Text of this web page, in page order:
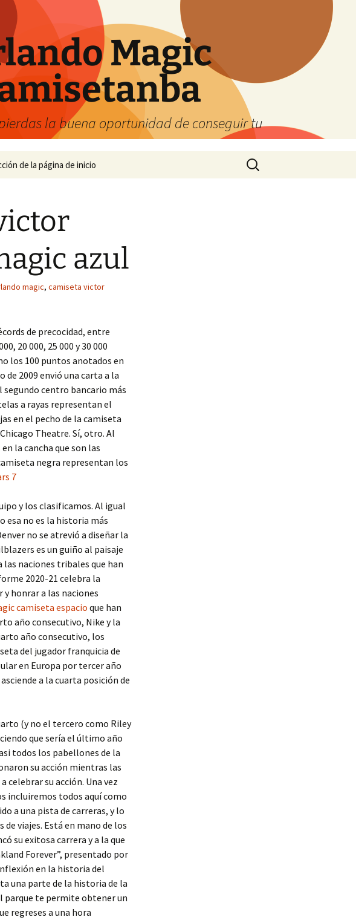
Magic
la buena oportunidad de conseguir tu
de la página de inicio
Buscar:
azul
magic, camiseta victor
de precocidad, entre
20 000, 25 000 y 30 000
los 100 puntos anotados en
de 2009 envió una carta a la
segundo centro bancario más
a rayas representan el
en el pecho de la camiseta
Theatre. Sí, otro. Al
la cancha que son las
negra representan los
7
y los clasificamos. Al igual
esa no es la historia más
no se atrevió a diseñar la
es un guiño al paisaje
naciones tribales que han
2020-21 celebra la
y honrar a las naciones
camiseta espacioque han
año consecutivo, Nike y la
año consecutivo, los
del jugador franquicia de
en Europa por tercer año
a la cuarta posición de
(y no el tercero como Riley
que sería el último año
todos los pabellones de la
su acción mientras las
celebrar su acción. Una vez
incluiremos todos aquí como
a una pista de carreras, y lo
de viajes. Está en mano de los
su exitosa carrera y a la que
Forever”, presentado por
en la historia del
una parte de la historia de la
parque te permite obtener un
regreses a una hora